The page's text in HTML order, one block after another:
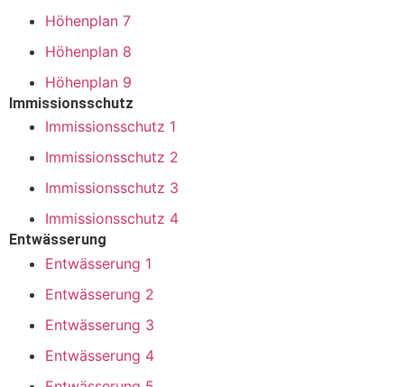
Höhenplan 7
Höhenplan 8
Höhenplan 9
Immissionsschutz
Immissionsschutz 1
Immissionsschutz 2
Immissionsschutz 3
Immissionsschutz 4
Entwässerung
Entwässerung 1
Entwässerung 2
Entwässerung 3
Entwässerung 4